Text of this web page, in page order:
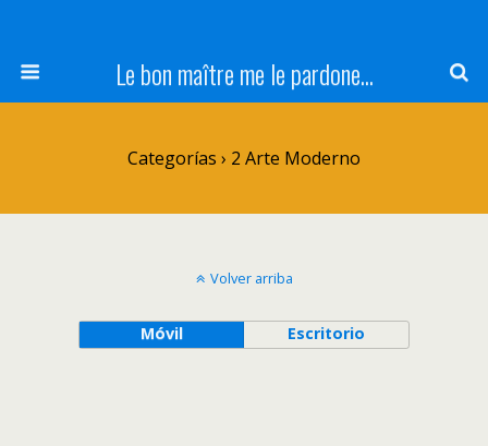
Le bon maître me le pardone...
Categorías › 2 Arte Moderno
Volver arriba
Móvil Escritorio